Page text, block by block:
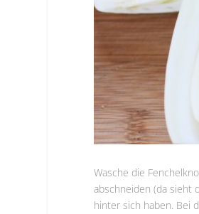
Wasche die
abschneiden (da sieht
hinter sich haben. Bei